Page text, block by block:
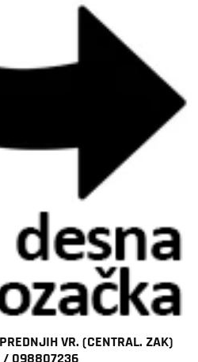
VR. (CENTRAL. ZAK)
/ 098807236